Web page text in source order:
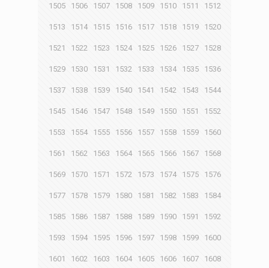
1505 1506 1507 1508 1509 1510 1511 1512
1513 1514 1515 1516 1517 1518 1519 1520
1521 1522 1523 1524 1525 1526 1527 1528
1529 1530 1531 1532 1533 1534 1535 1536
1537 1538 1539 1540 1541 1542 1543 1544
1545 1546 1547 1548 1549 1550 1551 1552
1553 1554 1555 1556 1557 1558 1559 1560
1561 1562 1563 1564 1565 1566 1567 1568
1569 1570 1571 1572 1573 1574 1575 1576
1577 1578 1579 1580 1581 1582 1583 1584
1585 1586 1587 1588 1589 1590 1591 1592
1593 1594 1595 1596 1597 1598 1599 1600
1601 1602 1603 1604 1605 1606 1607 1608